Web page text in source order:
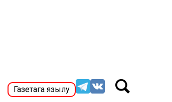
Газетага язылу